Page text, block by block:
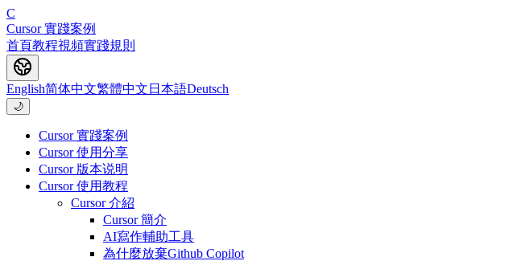
C
Cursor 實踐案例
首頁教程視頻實踐規則
English简体中文繁體中文 日本語Deutsch
🌙
Cursor 實踐案例
Cursor 使用分享
Cursor 版本说明
Cursor 使用教程
Cursor 介紹
Cursor 簡介
AI寫作輔助工具
為什麼放棄Github Copilot